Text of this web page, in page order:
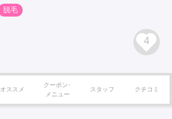
脱毛
4
オススメ
クーポン･
メニュー
スタッフ クチコミ